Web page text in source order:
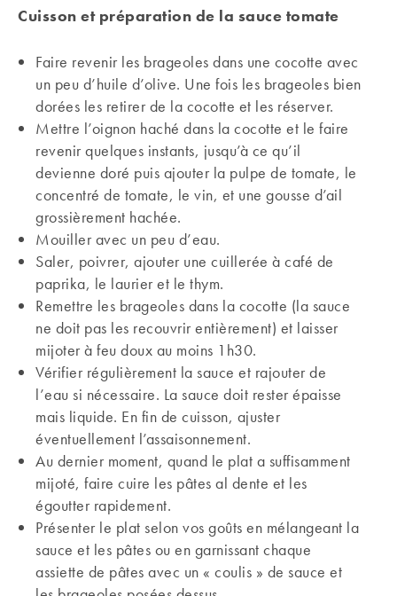
Cuisson et préparation de la sauce tomate
Faire revenir les brageoles dans une cocotte avec
un peu d’huile d’olive. Une fois les brageoles bien
dorées les retirer de la cocotte et les réserver.
Mettre l’oignon haché dans la cocotte et le faire
revenir quelques instants, jusqu’à ce qu’il
devienne doré puis ajouter la pulpe de tomate, le
concentré de tomate, le vin, et une gousse d’ail
grossièrement hachée.
Mouiller avec un peu d’eau.
Saler, poivrer, ajouter une cuillerée à café de
paprika, le laurier et le thym.
Remettre les brageoles dans la cocotte (la sauce
ne doit pas les recouvrir entièrement) et laisser
mijoter à feu doux au moins 1h30.
Vérifier régulièrement la sauce et rajouter de
l’eau si nécessaire. La sauce doit rester épaisse
mais liquide. En fin de cuisson, ajuster
éventuellement l’assaisonnement.
Au dernier moment, quand le plat a suffisamment
mijoté, faire cuire les pâtes al dente et les
égoutter rapidement.
Présenter le plat selon vos goûts en mélangeant la
sauce et les pâtes ou en garnissant chaque
assiette de pâtes avec un « coulis » de sauce et